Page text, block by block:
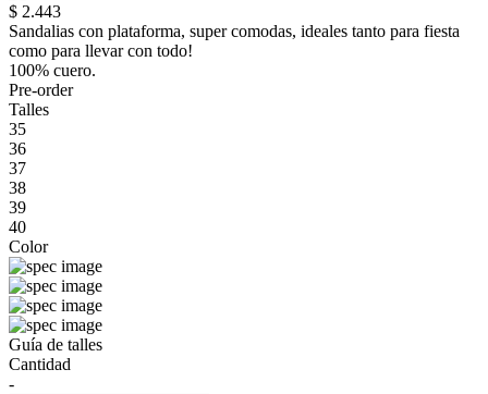
$ 2.443
Sandalias con plataforma, super comodas, ideales tanto para fiesta
como para llevar con todo!
100% cuero.
Pre-order
Talles
35
36
37
38
39
40
Color
Guía de talles
Cantidad
-